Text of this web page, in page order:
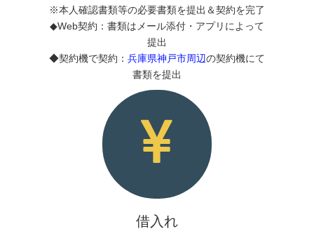
※本人確認書類等の必要書類を提出＆契約を完了
◆Web契約：書類はメール添付・アプリによって
提出
◆契約機で契約： 兵庫県神戸市周辺の契約機にて
書類を提出
借入れ